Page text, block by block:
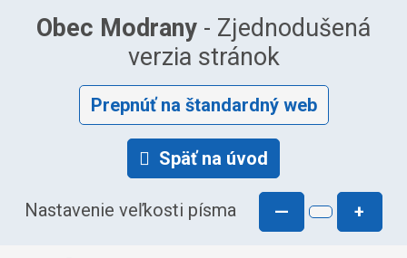
Obec Modrany - Zjednodušená
verzia stránok
Prepnúť na štandardný web
Späť na úvod
Nastavenie veľkosti písma — +